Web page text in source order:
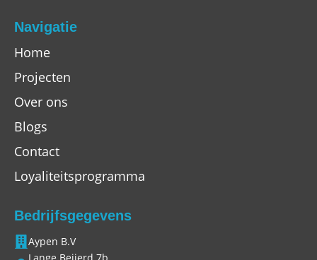
Navigatie
Home
Projecten
Over ons
Blogs
Contact
Loyaliteitsprogramma
Bedrijfsgegevens
Aypen B.V